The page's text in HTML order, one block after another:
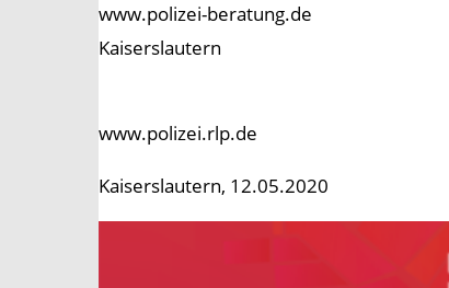
www.polizei-beratung.de
Kaiserslautern
www.polizei.rlp.de
Kaiserslautern, 12.05.2020